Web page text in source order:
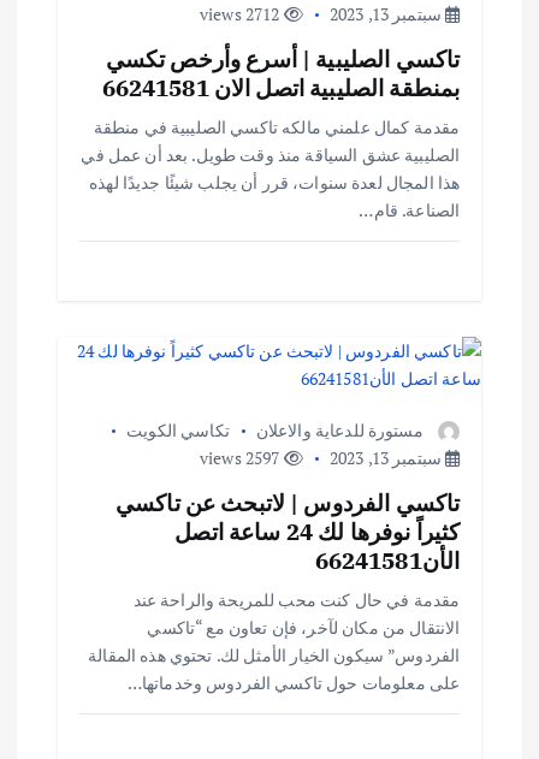
سبتمبر 13, 2023
تاكسي الصليبية | أسرع وأرخص تكسي
بمنطقة الصليبية اتصل الان 66241581
مقدمة كمال علمني مالكه تاكسي الصليبية في منطقة
الصليبية عشق السياقة منذ وقت طويل. بعد أن عمل في
هذا المجال لعدة سنوات، قرر أن يجلب شيئًا جديدًا لهذه
الصناعة. قام…
مستورة للدعاية والاعلان
تكاسي الكويت
سبتمبر 13, 2023
تاكسي الفردوس | لاتبحث عن تاكسي
كثيراً نوفرها لك 24 ساعة اتصل
الأن66241581
مقدمة في حال كنت محب للمريحة والراحة عند
الانتقال من مكان لآخر، فإن تعاون مع “تاكسي
الفردوس” سيكون الخيار الأمثل لك. تحتوي هذه المقالة
على معلومات حول تاكسي الفردوس وخدماتها…